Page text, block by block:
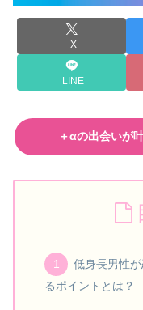
X
LINE
＋αの出会いが
低身長男性
るポイントとは？